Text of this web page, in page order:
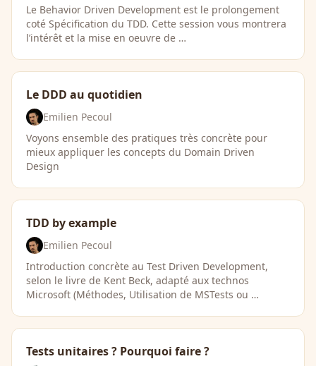
Le Behavior Driven Development est le prolongement
coté Spécification du TDD. Cette session vous montrera
l’intérêt et la mise en oeuvre de …
Le DDD au quotidien
Emilien Pecoul
Voyons ensemble des pratiques très concrète pour
mieux appliquer les concepts du Domain Driven
Design
TDD by example
Emilien Pecoul
Introduction concrète au Test Driven Development,
selon le livre de Kent Beck, adapté aux technos
Microsoft (Méthodes, Utilisation de MSTests ou …
Tests unitaires ? Pourquoi faire ?